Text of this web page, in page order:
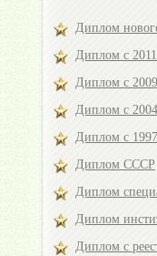
Диплом
Диплом с
Диплом с
Диплом с
Диплом с
Диплом СССР
Диплом
Диплом
Диплом с